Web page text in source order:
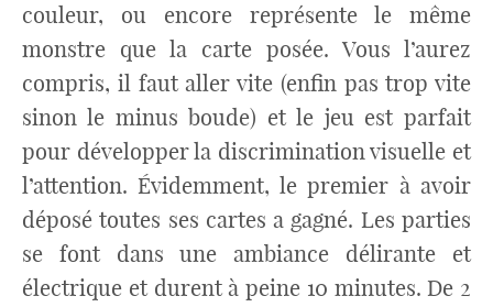
couleur, ou encore représente le même
monstre que la carte posée. Vous l’aurez
compris, il faut aller vite (enfin pas trop vite
sinon le minus boude) et le jeu est parfait
pour développer la discrimination visuelle et
l’attention. Évidemment, le premier à avoir
déposé toutes ses cartes a gagné. Les parties
se font dans une ambiance délirante et
électrique et durent à peine 10 minutes. De 2